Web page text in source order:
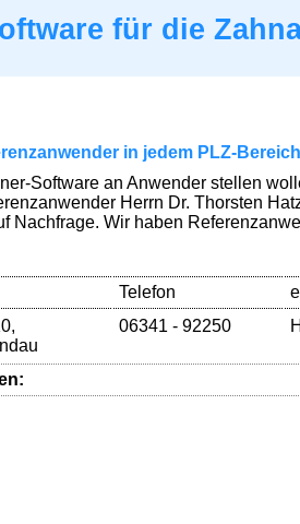
für die
in jedem PLZ-
Software an Anwender stellen
Herrn Dr. Thorsten
Nachfrage. Wir haben
Telefon
06341 - 92250